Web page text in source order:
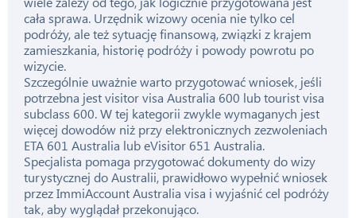
cała sprawa. Urzędnik wizowy ocenia nie tylko cel
podróży, ale też sytuację finansową, związki z krajem
zamieszkania, historię podróży i powody powrotu po
wizycie.
Szczególnie uważnie warto przygotować wniosek, jeśli
potrzebna jest visitor visa Australia 600 lub tourist visa
subclass 600. W tej kategorii zwykle wymaganych jest
więcej dowodów niż przy elektronicznych zezwoleniach
ETA 601 Australia lub eVisitor 651 Australia.
Specjalista pomaga przygotować dokumenty do wizy
turystycznej do Australii, prawidłowo wypełnić wniosek
przez ImmiAccount Australia visa i wyjaśnić cel podróży
tak, aby wyglądał przekonująco.